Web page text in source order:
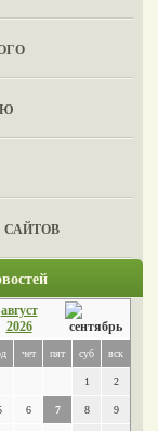
САЙТОВ
август
2026
чет пят суб вск
1 2
6 7 8 9